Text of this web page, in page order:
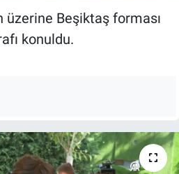
üzerine Beşiktaş forması
konuldu.